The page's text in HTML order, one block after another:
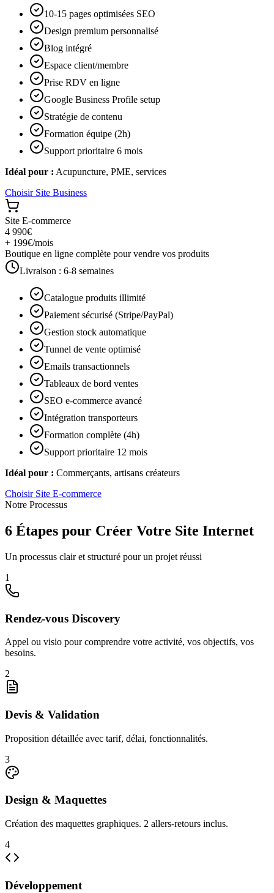
10-15 pages optimisées SEO
Design premium personnalisé
Blog intégré
Espace client/membre
Prise RDV en ligne
Google Business Profile setup
Stratégie de contenu
Formation équipe (2h)
Support prioritaire 6 mois
Idéal pour : Acupuncture, PME, services
Choisir Site Business
Site E-commerce
4 990€
+ 199€/mois
Boutique en ligne complète pour vendre vos produits
Livraison : 6-8 semaines
Catalogue produits illimité
Paiement sécurisé (Stripe/PayPal)
Gestion stock automatique
Tunnel de vente optimisé
Emails transactionnels
Tableaux de bord ventes
SEO e-commerce avancé
Intégration transporteurs
Formation complète (4h)
Support prioritaire 12 mois
Idéal pour : Commerçants, artisans créateurs
Choisir Site E-commerce
Notre Processus
6 Étapes pour Créer Votre Site Internet
Un processus clair et structuré pour un projet réussi
1
Rendez-vous Discovery
Appel ou visio pour comprendre votre activité, vos objectifs, vos
besoins.
2
Devis & Validation
Proposition détaillée avec tarif, délai, fonctionnalités.
3
Design & Maquettes
Création des maquettes graphiques. 2 allers-retours inclus.
4
Développement